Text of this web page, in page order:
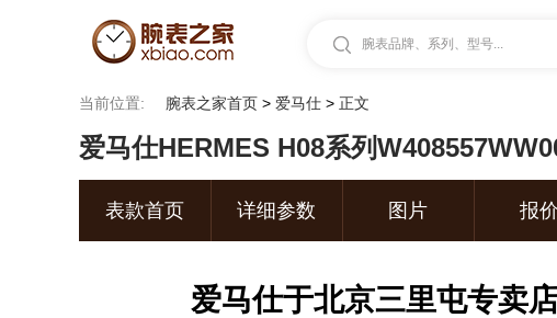
腕表品牌、系列、型号...
当前位置: 腕表之家首页 > 爱马仕 > 正文
爱马仕HERMES H08系列
表款首页 详细参数 图片 报价
爱马仕于北京三里屯专卖